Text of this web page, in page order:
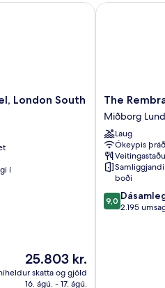
London South
í
Verðið
er
25.803 kr.
25.803 kr.
skatta og gjöld
16. ágú. - 17. ágú.
South Kensington
The
Rembrandt
Miðborg
Lundúna
The
Miðborg
Laug
Ókeypis
boði
9.0
af
9,0
2.195
The Rembrandt